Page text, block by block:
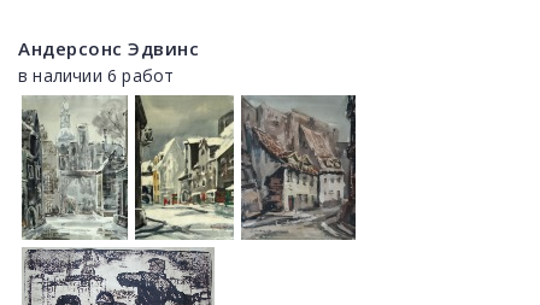
Андерсонс Эдвинс
в наличии 6 работ